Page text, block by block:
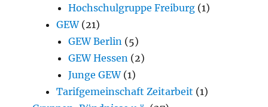
Hochschulgruppe Freiburg (1)
GEW(21)
GEW Berlin (5)
GEW Hessen (2)
Junge GEW(1)
Tarifgemeinschaft Zeitarbeit (1)